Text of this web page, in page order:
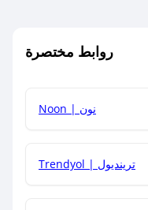
روابط مختصرة
Noon | نون
Trendyol | ترينديول